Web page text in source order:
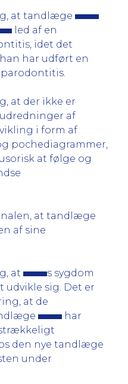
at tandlæge
led af en
idet det
har udført en
at der ikke er
af
i form af
pochediagrammer,
at følge og
at tandlæge
af sine
at
s sygdom
sig. Det er
at de
har
den nye tandlæge
under